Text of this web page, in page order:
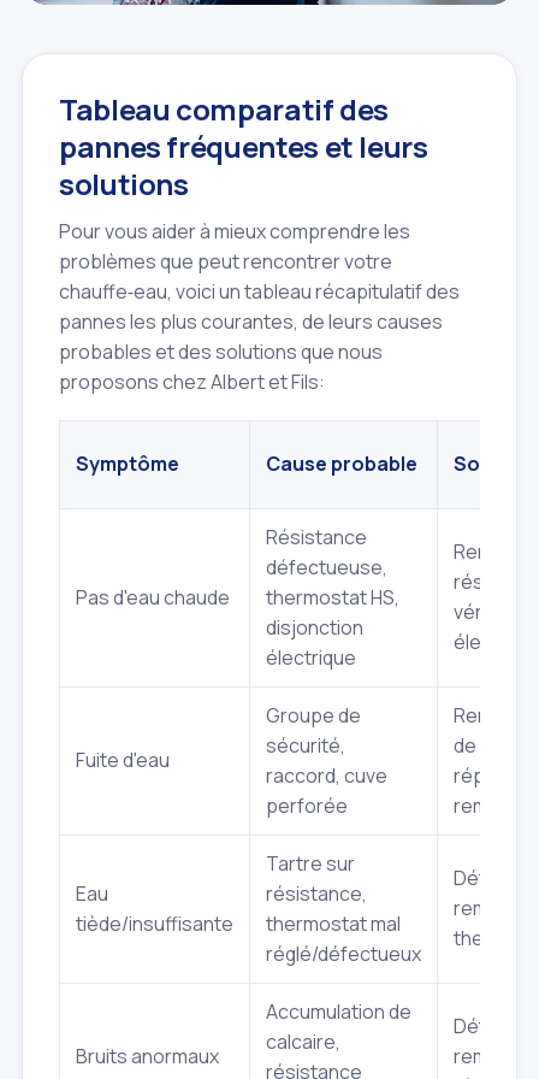
Tableau comparatif des
pannes fréquentes et leurs
solutions
Pour vous aider à mieux comprendre les
problèmes que peut rencontrer votre
chauffe‑eau, voici un tableau récapitulatif des
pannes les plus courantes, de leurs causes
probables et des solutions que nous
proposons chez Albert et Fils:
Symptôme Cause probable Solution
Pas d'eau chaude
Résistance
défectueuse,
thermostat HS,
disjonction
électrique
Fuite d'eau
Groupe de
sécurité,
raccord, cuve
perforée
de
Eau
tiède/insuffisante
Tartre sur
résistance,
thermostat mal
réglé/défectueux
Bruits anormaux
Accumulation de
calcaire,
résistance